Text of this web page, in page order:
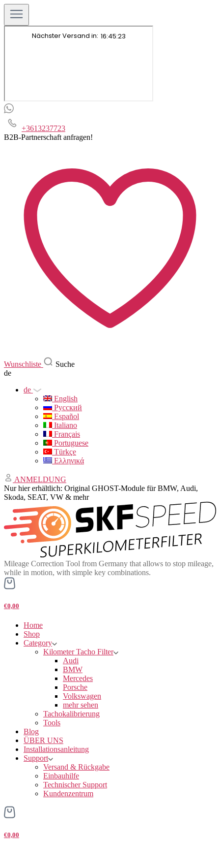
+3613237723
B2B-Partnerschaft anfragen!
Wunschliste
Suche
de
de
English
Русский
Español
Italiano
Français
Portuguese
Türkçe
Ελληνικά
ANMELDUNG
Nur hier erhältlich: Original GHOST-Module für BMW, Audi,
Skoda, SEAT, VW & mehr
Mileage Correction Tool from Germany that allows to stop mileage,
while in motion, with simple key combinations.
€0,00
Home
Shop
Category
Kilometer Tacho Filter
Audi
BMW
Mercedes
Porsche
Volkswagen
mehr sehen
Tachokalibrierung
Tools
Blog
ÜBER UNS
Installationsanleitung
Support
Versand & Rückgabe
Einbauhilfe
Technischer Support
Kundenzentrum
€0,00